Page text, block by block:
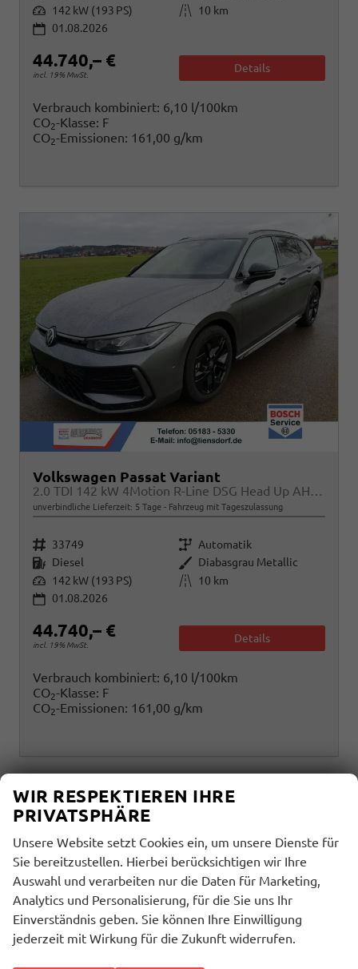
Leistung 142 kW (193 PS) Kilometerstand
10 km
01.08.2026
44.740,– €
incl. 19% MwSt.
Details
Verbrauch kombiniert: 6,10 l/100km
CO2-Klasse: F
CO2-Emissionen: 161,00 g/km
Volkswagen Passat Variant
2.0 TDI 142 kW 4Motion R-Line DSG Head Up AHK Navi
unverbindliche Lieferzeit: 5 Tage Fahrzeug mit Tageszulassung
Fahrzeugnr. 33749 Getriebe Automatik
Kraftstoff Diesel Außenfarbe Diabasgrau Metallic
Leistung 142 kW (193 PS) Kilometerstand
10 km
01.08.2026
44.740,– €
incl. 19% MwSt.
Details
Verbrauch kombiniert: 6,10 l/100km
CO2-Klasse: F
CO2-Emissionen: 161,00 g/km
WIR RESPEKTIEREN IHRE
PRIVATSPHÄRE
Unsere Website setzt Cookies ein, um unsere Dienste für
Sie bereitzustellen. Hierbei berücksichtigen wir Ihre
Auswahl und verarbeiten nur die Daten für Marketing,
Analytics und Personalisierung, für die Sie uns Ihr
Einverständnis geben. Sie können Ihre Einwilligung
jederzeit mit Wirkung für die Zukunft widerrufen.